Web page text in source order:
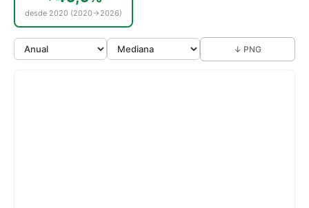
desde 2020 (2020→2026)
↓ PNG